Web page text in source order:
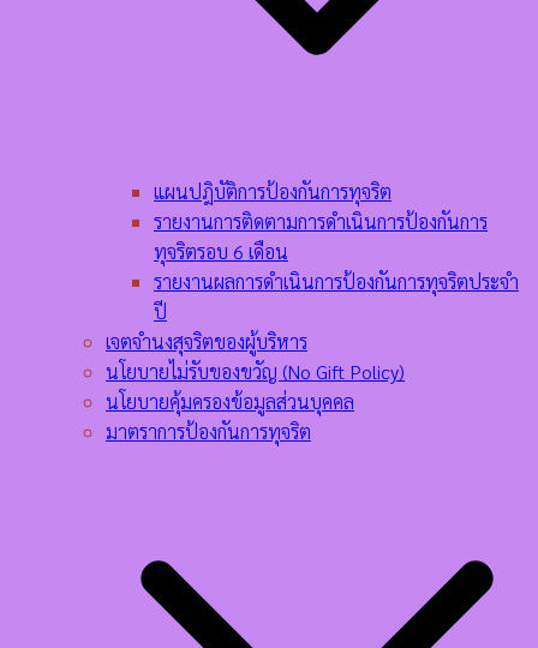
แผนปฎิบัติการป้องกันการทุจริต
รายงานการติดตามการดำเนินการป้องกันการ
ทุจริตรอบ 6 เดือน
รายงานผลการดำเนินการป้องกันการทุจริตประจำ
ปี
เจตจำนงสุจริตของผู้บริหาร
นโยบายไม่รับของขวัญ (No Gift Policy)
นโยบายคุ้มครองข้อมูลส่วนบุคคล
มาตราการป้องกันการทุจริต